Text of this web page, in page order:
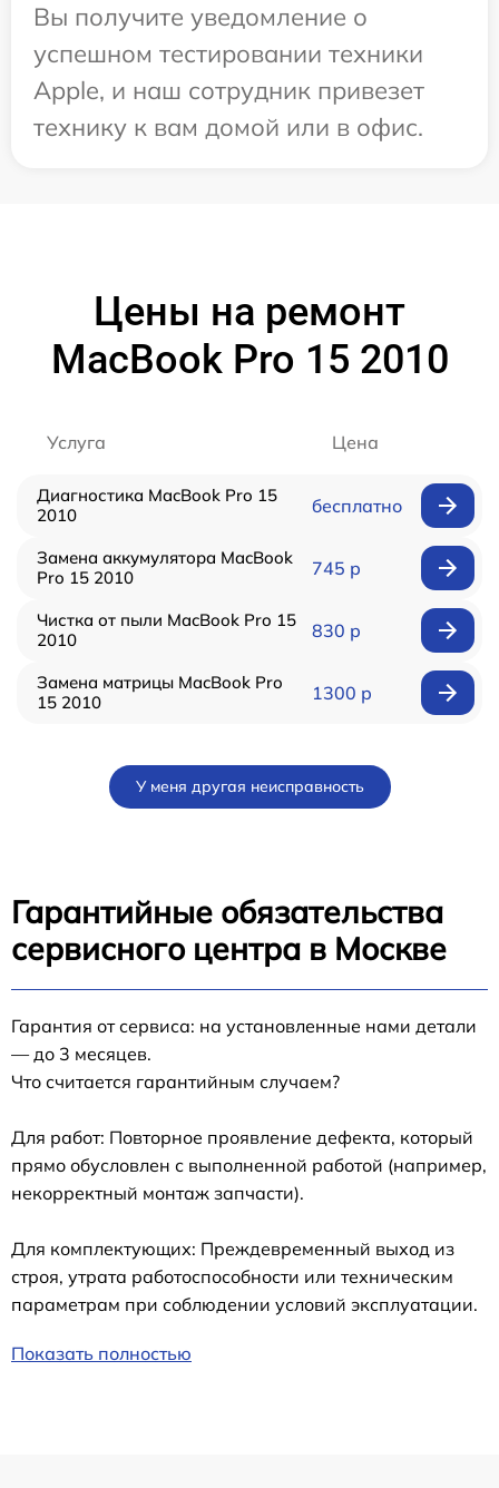
Вы получите уведомление о
успешном тестировании техники
Apple, и наш сотрудник привезет
технику к вам домой или в офис.
Цены на ремонт
MacBook Pro 15 2010
Услуга Цена
Диагностика MacBook Pro 15
2010
бесплатно
Замена аккумулятора MacBook
Pro 15 2010
745 р
Чистка от пыли MacBook Pro 15
2010
830 р
Замена матрицы MacBook Pro
15 2010
1300 р
У меня другая неисправность
Гарантийные обязательства
сервисного центра в Москве
Гарантия от сервиса: на установленные нами детали
— до 3 месяцев.
Что считается гарантийным случаем?
Для работ: Повторное проявление дефекта, который
прямо обусловлен с выполненной работой (например,
некорректный монтаж запчасти).
Для комплектующих: Преждевременный выход из
строя, утрата работоспособности или техническим
параметрам при соблюдении условий эксплуатации.
Показать полностью